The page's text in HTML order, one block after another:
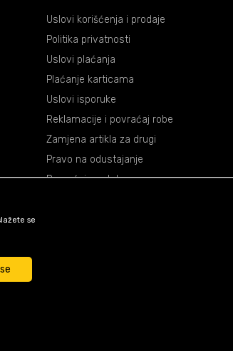
Uslovi korišćenja i prodaje
Politika privatnosti
Uslovi plaćanja
Plaćanje karticama
Uslovi isporuke
Reklamacije i povraćaj robe
Zamjena artikla za drugi
Pravo na odustajanje
Povraćaj sredstava
se